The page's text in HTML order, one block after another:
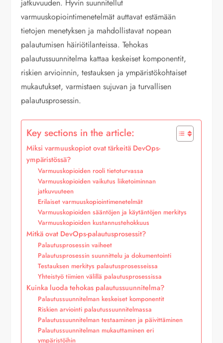
jatkuvuuden. Hyvin suunnitellut
varmuuskopiointimenetelmät auttavat estämään
tietojen menetyksen ja mahdollistavat nopean
palautumisen häiriötilanteissa. Tehokas
palautussuunnitelma kattaa keskeiset komponentit,
riskien arvioinnin, testauksen ja ympäristökohtaiset
mukautukset, varmistaen sujuvan ja turvallisen
palautusprosessin.
Key sections in the article:
Miksi varmuuskopiot ovat tärkeitä DevOps-
ympäristössä?
Varmuuskopioiden rooli tietoturvassa
Varmuuskopioiden vaikutus liiketoiminnan
jatkuvuuteen
Erilaiset varmuuskopiointimenetelmät
Varmuuskopioiden sääntöjen ja käytäntöjen merkitys
Varmuuskopioiden kustannustehokkuus
Mitkä ovat DevOps-palautusprosessit?
Palautusprosessin vaiheet
Palautusprosessin suunnittelu ja dokumentointi
Testauksen merkitys palautusprosesseissa
Yhteistyö tiimien välillä palautusprosessissa
Kuinka luoda tehokas palautussuunnitelma?
Palautussuunnitelman keskeiset komponentit
Riskien arviointi palautussuunnitelmassa
Palautussuunnitelman testaaminen ja päivittäminen
Palautussuunnitelman mukauttaminen eri
ympäristöihin